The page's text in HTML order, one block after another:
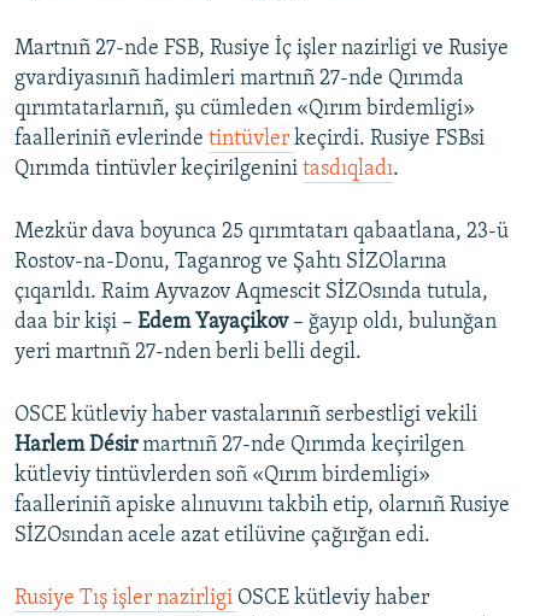
Martnıñ 27-nde FSB, Rusiye İç işler nazirligi ve Rusiye
gvardiyasınıñ hadimleri martnıñ 27-nde Qırımda
qırımtatarlarnıñ, şu cümleden «Qırım birdemligi»
faalleriniñ evlerinde tintüvler keçirdi. Rusiye FSBsi
Qırımda tintüvler keçirilgenini tasdıqladı.
Mezkür dava boyunca 25 qırımtatarı qabaatlana, 23-ü
Rostov-na-Donu, Taganrog ve Şahtı SİZOlarına
çıqarıldı. Raim Ayvazov Aqmescit SİZOsında tutula,
daa bir kişi – Edem Yayaçikov – ğayıp oldı, bulunğan
yeri martnıñ 27-nden berli belli degil.
OSCE kütleviy haber vastalarınıñ serbestligi vekili
Harlem Désirmartnıñ 27-nde Qırımda keçirilgen
kütleviy tintüvlerden soñ «Qırım birdemligi»
faalleriniñ apiske alınuvını takbih etip, olarnıñ Rusiye
SİZOsından acele azat etilüvine çağırğan edi.
Rusiye Tış işler nazirligi OSCE kütleviy haber